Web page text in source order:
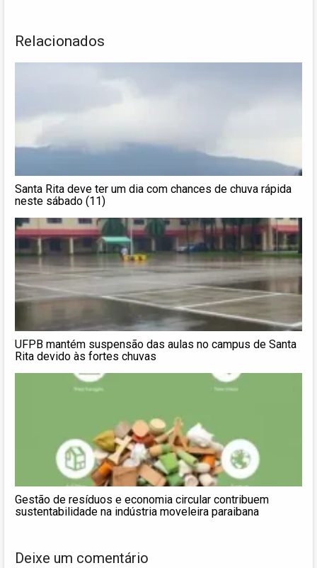
Relacionados
Santa Rita deve ter um dia com chances de chuva rápida
neste sábado (11)
UFPB mantém suspensão das aulas no campus de Santa
Rita devido às fortes chuvas
Gestão de resíduos e economia circular contribuem
sustentabilidade na indústria moveleira paraibana
Deixe um comentário